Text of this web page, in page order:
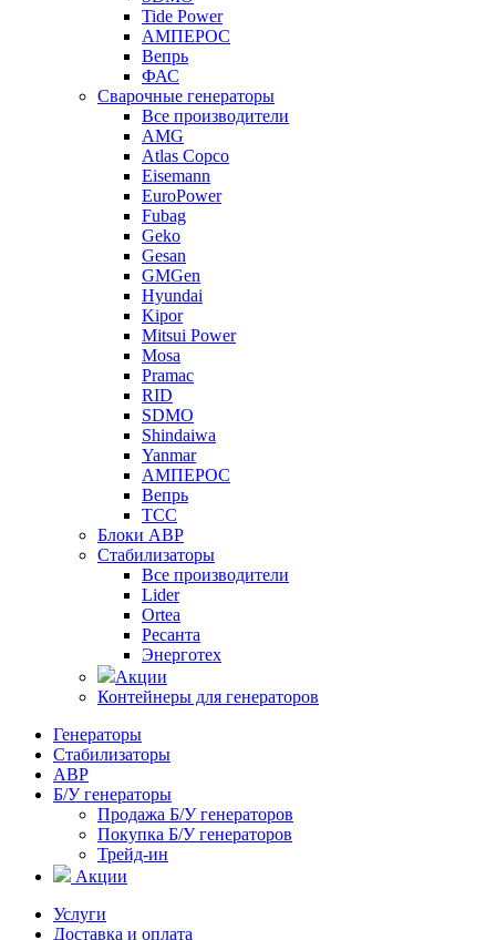
Tide Power
АМПЕРОС
Вепрь
ФАС
Сварочные генераторы
Все производители
AMG
Atlas Copco
Eisemann
EuroPower
Fubag
Geko
Gesan
GMGen
Hyundai
Kipor
Mitsui Power
Mosa
Pramac
RID
SDMO
Shindaiwa
Yanmar
АМПЕРОС
Вепрь
ТСС
Блоки АВР
Стабилизаторы
Все производители
Lider
Ortea
Ресанта
Энерготех
Акции
Контейнеры для генераторов
Генераторы
Стабилизаторы
АВР
Б/У генераторы
Продажа Б/У генераторов
Покупка Б/У генераторов
Трейд-ин
Акции
Услуги
Доставка и оплата